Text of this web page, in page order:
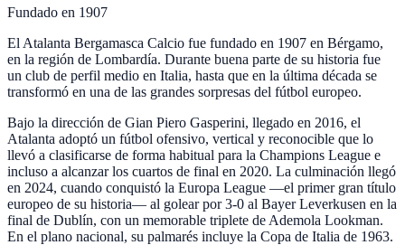
Fundado en 1907
El Atalanta Bergamasca Calcio fue fundado en 1907 en Bérgamo,
en la región de Lombardía. Durante buena parte de su historia fue
un club de perfil medio en Italia, hasta que en la última década se
transformó en una de las grandes sorpresas del fútbol europeo.
Bajo la dirección de Gian Piero Gasperini, llegado en 2016, el
Atalanta adoptó un fútbol ofensivo, vertical y reconocible que lo
llevó a clasificarse de forma habitual para la Champions League e
incluso a alcanzar los cuartos de final en 2020. La culminación llegó
en 2024, cuando conquistó la Europa League —el primer gran título
europeo de su historia— al golear por 3-0 al Bayer Leverkusen en la
final de Dublín, con un memorable triplete de Ademola Lookman.
En el plano nacional, su palmarés incluye la Copa de Italia de 1963.